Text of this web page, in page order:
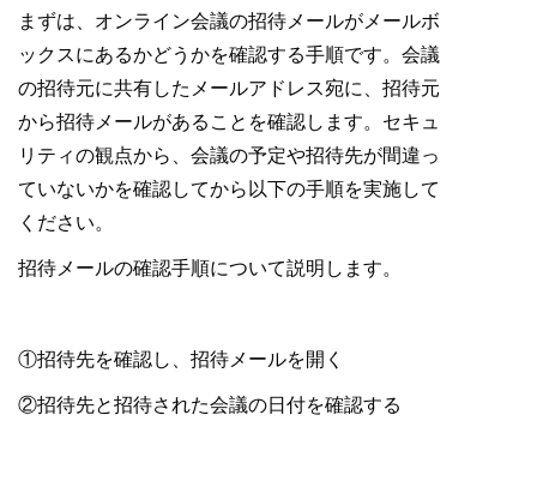
まずは、オンライン会議の招待メールがメールボ
ックスにあるかどうかを確認する手順です。会議
の招待元に共有したメールアドレス宛に、招待元
から招待メールがあることを確認します。セキュ
リティの観点から、会議の予定や招待先が間違っ
ていないかを確認してから以下の手順を実施して
ください。
招待メールの確認手順について説明します。
①招待先を確認し、招待メールを開く
②招待先と招待された会議の日付を確認する